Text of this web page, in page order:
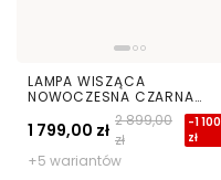
LAMPA WISZĄCA
NOWOCZESNA CZARNA
1 799,00 zł 2 899,00
zł
-1 100
zł
+5 wariantów